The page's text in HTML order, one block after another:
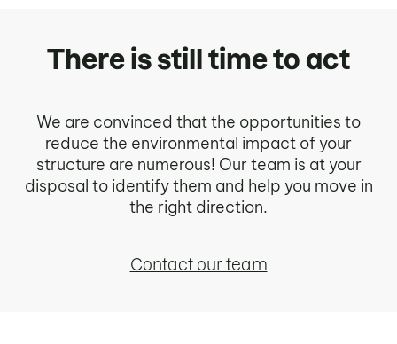
There is still time to act
We are convinced that the opportunities to
reduce the environmental impact of your
structure are numerous! Our team is at your
disposal to identify them and help you move in
the right direction.
Contact our team